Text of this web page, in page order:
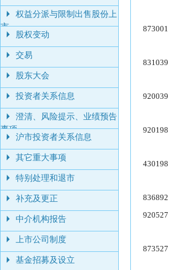
权益分派与限制出售股份上
市
股权变动
交易
股东大会
投资者关系信息
澄清、风险提示、业绩预告
事项
沪市投资者关系信息
其它重大事项
特别处理和退市
补充及更正
中介机构报告
上市公司制度
基金招募及设立
873001
831039
920039
920198
430198
836892
920527
873527